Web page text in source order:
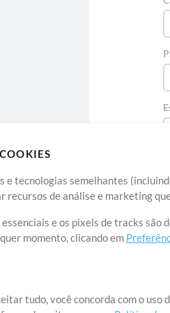
e tecnologias semelhantes
recursos de análise e marketing
e os pixels de tracks
momento, clicando em
tudo, você concorda com o